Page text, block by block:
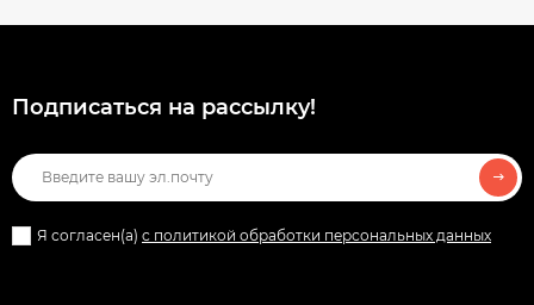
Подписаться на рассылкy!
Я согласен(a) с политикой обработки персональных данных